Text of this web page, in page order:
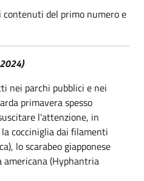
contenuti del primo numero e
nei parchi pubblici e nei
primavera spesso
l’attenzione, in
cocciniglia dai filamenti
lo scarabeo giapponese
americana (Hyphantria